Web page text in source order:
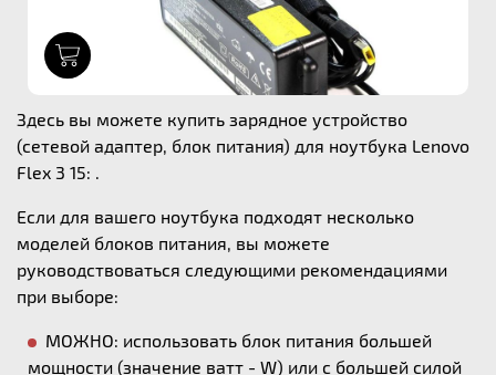
Здесь вы можете купить зарядное устройство
(сетевой адаптер, блок питания) для ноутбука Lenovo
Flex 3 15: .
Если для вашего ноутбука подходят несколько
моделей блоков питания, вы можете
руководствоваться следующими рекомендациями
при выборе:
МОЖНО: использовать блок питания большей
мощности (значение ватт - W) или с большей силой